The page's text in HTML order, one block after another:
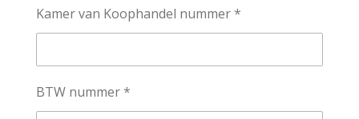
Kamer van Koophandel nummer *
BTW nummer *